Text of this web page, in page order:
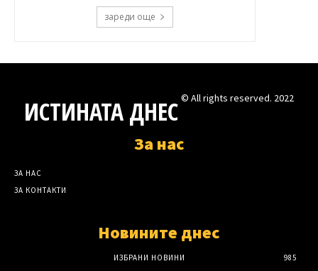
зареди още
ИСТИНАТА ДНЕС © All rights reserved. 2022
За нас
ЗА НАС
ЗА КОНТАКТИ
Новините днес
ИЗБРАНИ НОВИНИ
985